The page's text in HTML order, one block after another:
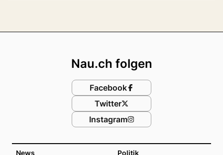
News Politik
Nau.ch folgen
Facebook
Twitter
Instagram